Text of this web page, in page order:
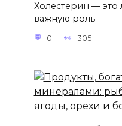
Холестерин — это
важную роль
0 305